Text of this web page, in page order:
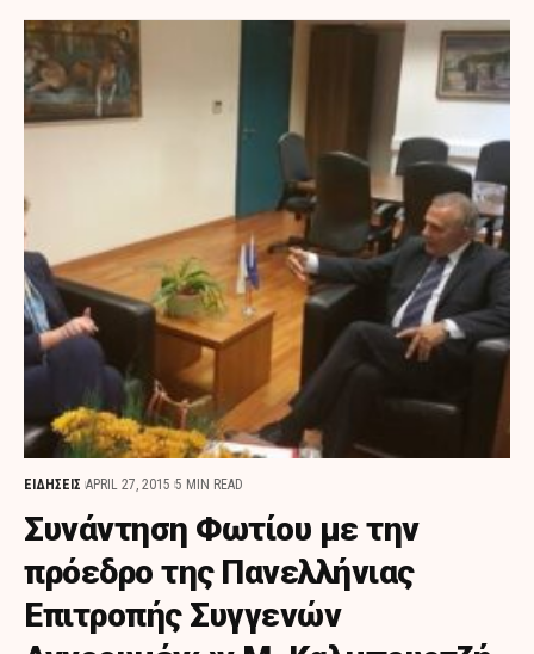
ΕΙΔΗΣΕΙΣ APRIL 27, 2015 5 MIN READ
Συνάντηση Φωτίου με την
πρόεδρο της Πανελλήνιας
Επιτροπής Συγγενών